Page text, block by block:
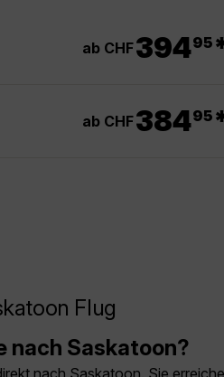
ab CHF39495
ab CHF38495
Flug
nach Saskatoon?